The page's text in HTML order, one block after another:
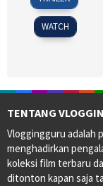
Dec
2024
Flanagan
WATCH
TENTANG
Vloggingguru adalah
menghadirkan
koleksi film terbaru
ditonton kapan saja